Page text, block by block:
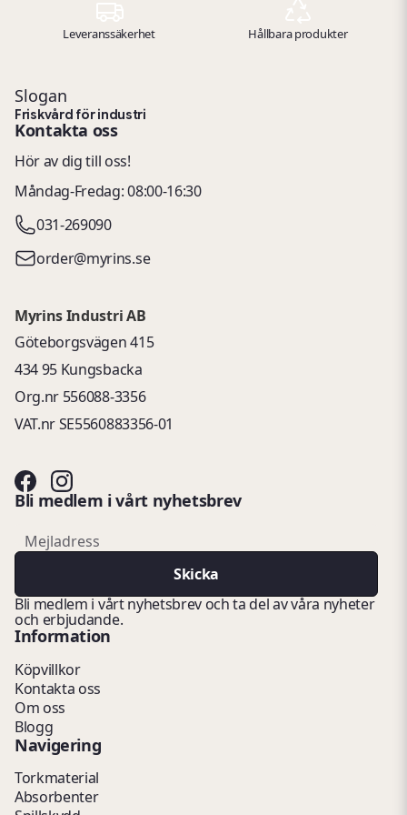
Leveranssäkerhet Hållbara produkter
Slogan
Friskvård för industri
Kontakta oss
Hör av dig till oss!
Måndag-Fredag: 08:00-16:30
031-269090
order@myrins.se
Myrins Industri AB
Göteborgsvägen 415
434 95 Kungsbacka
Org.nr 556088-3356
VAT.nr SE5560883356-01
Bli medlem i vårt nyhetsbrev
email
Mejladress
Skicka
Bli medlem i vårt nyhetsbrev och ta del av våra nyheter
och erbjudande.
Information
Köpvillkor
Kontakta oss
Om oss
Blogg
Navigering
Torkmaterial
Absorbenter